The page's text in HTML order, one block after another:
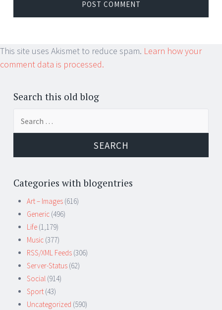
This site uses Akismet to reduce spam. Learn how your
comment data is processed.
Search this old blog
Categories with blogentries
Art – Images (616)
Generic (496)
Life (1,179)
Music (377)
RSS/XML Feeds (306)
Server-Status (62)
Social (914)
Sport (43)
Uncategorized (590)